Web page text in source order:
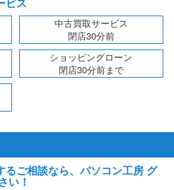
中古買取サービス
閉店30分前
ショッピングローン
閉店30分前まで
ご相談なら、パソコン工房 グ
い！